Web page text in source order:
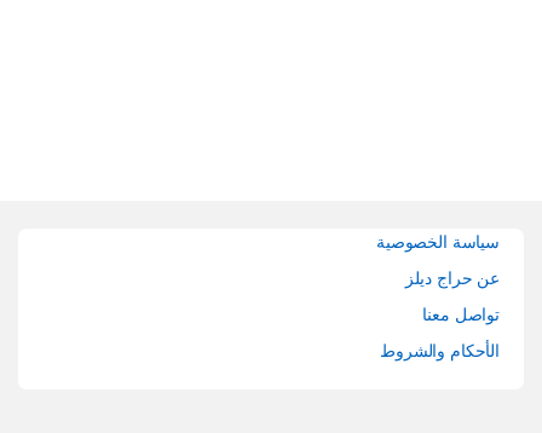
سياسة الخصوصية
عن حراج ديلز
تواصل معنا
الأحكام والشروط